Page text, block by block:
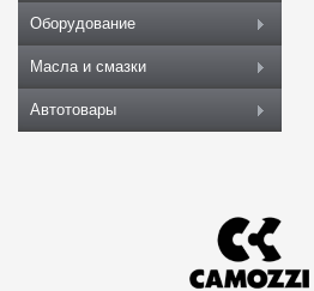
Оборудование
Масла и смазки
Автотовары